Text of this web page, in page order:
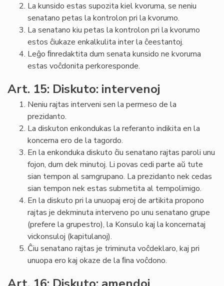
La kunsido estas supozita kiel kvoruma, se neniu
senatano petas la kontrolon pri la kvorumo.
La senatano kiu petas la kontrolon pri la kvorumo
estos ĉiukaze enkalkulita inter la ĉeestantoj.
Leĝo ﬁnredaktita dum senata kunsido ne kvoruma
estas voĉdonita perkoresponde.
Art. 15: Diskuto: intervenoj
Neniu rajtas interveni sen la permeso de la
prezidanto.
La diskuton enkondukas la referanto indikita en la
koncerna ero de la tagordo.
En la enkonduka diskuto ĉiu senatano rajtas paroli unu
fojon, dum dek minutoj. Li povas cedi parte aŭ tute
sian tempon al samgrupano. La prezidanto nek cedas
sian tempon nek estas submetita al tempolimigo.
En la diskuto pri la unuopaj eroj de artikita propono
rajtas je dekminuta interveno po unu senatano grupe
(prefere la grupestro), la Konsulo kaj la koncernataj
vickonsuloj (kapitulanoj).
Ĉiu senatano rajtas je triminuta voĉdeklaro, kaj pri
unuopa ero kaj okaze de la ﬁna voĉdono.